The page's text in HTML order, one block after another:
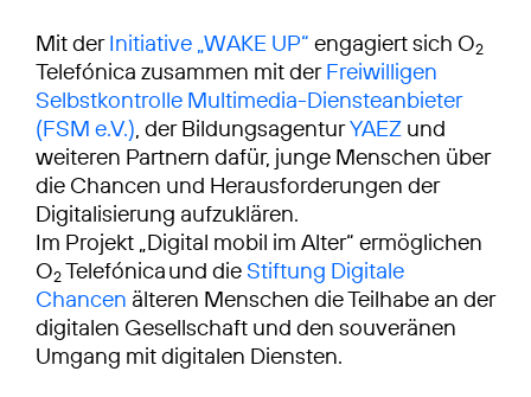
Mit derInitiative „WAKE UP“ engagiert sich O2
Telefónica zusammen mit derFreiwilligen
Selbstkontrolle Multimedia-Diensteanbieter
(FSM e.V.), der BildungsagenturYAEZ und
weiteren Partnern dafür, junge Menschen über
die Chancen und Herausforderungen der
Digitalisierung aufzuklären.
Im Projekt „Digital mobil im Alter“ ermöglichen
O2Telefónica und die Stiftung Digitale
Chancen älteren Menschen die Teilhabe an der
digitalen Gesellschaft und den souveränen
Umgang mit digitalen Diensten.